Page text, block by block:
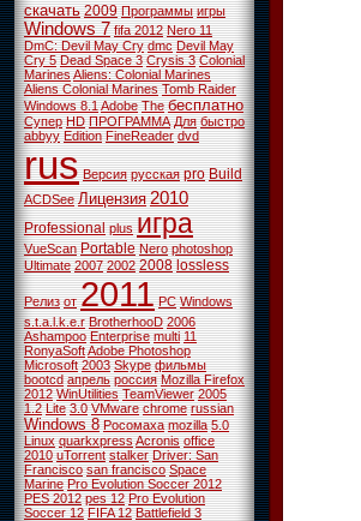
скачать 2009 Программы игры
Windows 7 fifa 2012 Nero 11
DmC: Devil May Cry dmc Devil May
Cry 5 Dead Space 3 Crysis 3 Colonial
MarinesAliens: Colonial Marines
Aliens Colonial Marines Tomb Raider
Windows 8.1Adobe The бесплатно
Супер HD ПРОГРАММА Для быстро
abbyy Edition FineReader dvd
rus Версия русская pro Build
ACDSee Лицензия 2010
Professional plus игра
VueScan Portable Nero photoshop
Ultimate 2007 2002 2008 lossless
Релиз от 2011 PC Windows
s.t.a.l.k.e.r BrotherhooD 2006
Ashampoo Enterprise multi 11
RonyaSoftAdobe Photoshop
Microsoft 2003 Skype фильмы
bootcd апрель россия Mozilla Firefox
2012 WinUtilities TeamViewer 2005
1.2 Lite 3.0 VMware chrome russian
Windows 8 Росомаха mozilla 5.0
Linux quarkxpressAcronis office
2010 uTorrent stalker Driver: San
Francisco san francisco Space
Marine Pro Evolution Soccer 2012
PES 2012 pes 12 Pro Evolution
Soccer 12 FIFA 12 Battlefield 3